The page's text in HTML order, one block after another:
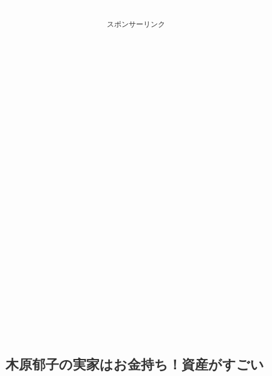
スポンサーリンク
木原郁子の実家はお金持ち！資産がすごい